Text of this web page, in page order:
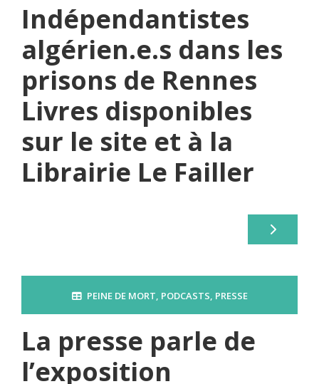
Indépendantistes
algérien.e.s dans les
prisons de Rennes
Livres disponibles
sur le site et à la
Librairie Le Failler
PEINE DE MORT, PODCASTS, PRESSE
La presse parle de
l’exposition